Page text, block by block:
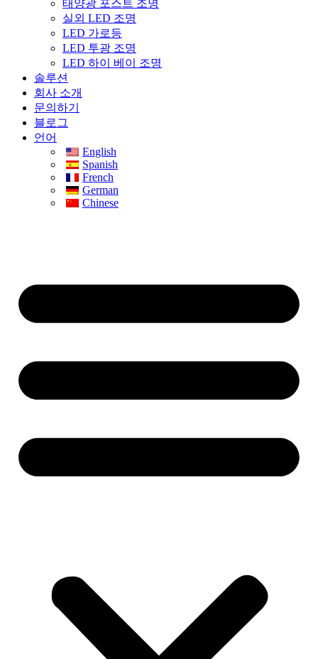
태양광 포스트 조명
실외 LED 조명
LED 가로등
LED 투광 조명
LED 하이 베이 조명
솔루션
회사 소개
문의하기
블로그
언어
English
Spanish
French
German
Chinese